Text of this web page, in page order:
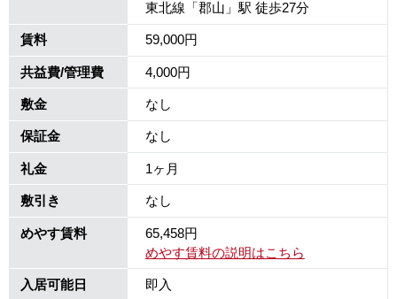
賃料 59,000円
共益費/管理費 4,000円
敷金 なし
保証金 なし
礼金 1ヶ月
敷引き なし
めやす賃料
65,458円
めやす賃料の説明はこちら
入居可能日 即入
東北線「郡山」駅 徒歩27分